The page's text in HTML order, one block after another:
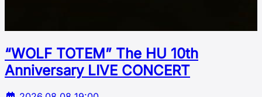
“WOLF TOTEM” The HU 10th
Аnniversary LIVE CONCERT